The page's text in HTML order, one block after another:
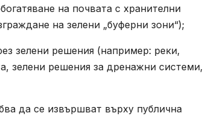
на почвата с хранителни
на зелени „буферни зони“);
зелени решения (например: реки,
зелени решения за дренажни системи,
да се извършват върху публична